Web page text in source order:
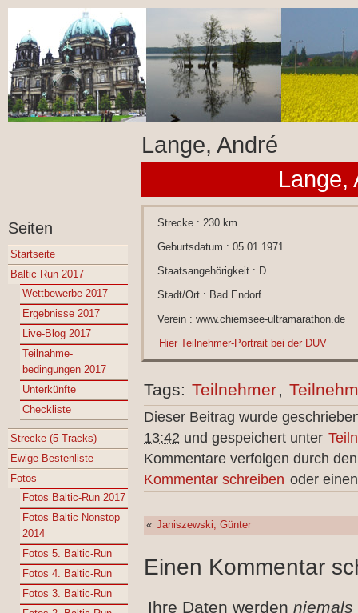
Seiten
Startseite
Baltic Run 2017
Wettbewerbe 2017
Ergebnisse 2017
Live-Blog 2017
Teilnahme-
bedingungen 2017
Unterkünfte
Checkliste
Strecke (5 Tracks)
Ewige Bestenliste
Fotos
Fotos Baltic-Run 2017
Fotos Baltic Nonstop
2014
Fotos 5. Baltic-Run
Fotos 4. Baltic-Run
Fotos 3. Baltic-Run
Lange, André
Lange,
Strecke : 230 km
Geburtsdatum : 05.01.1971
Staatsangehörigkeit : D
Stadt/Ort : Bad Endorf
Verein : www.chiemsee-ultramarathon.de
Hier Teilnehmer-Portrait bei der DUV
Tags: Teilnehmer,
Dieser Beitrag wurde
13:42 und gespeichert unter
Kommentare verfolgen durch
Kommentar schreiben oder
« Janiszewski, Günter
Einen Kommentar
Ihre Daten werden niemals